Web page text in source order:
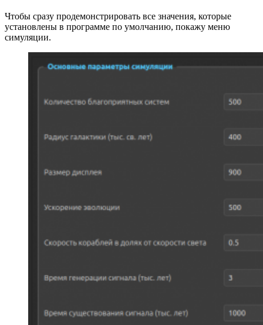
Чтобы сразу продемонстрировать все значения, которые
установлены в программе по умолчанию, покажу меню
симуляции.